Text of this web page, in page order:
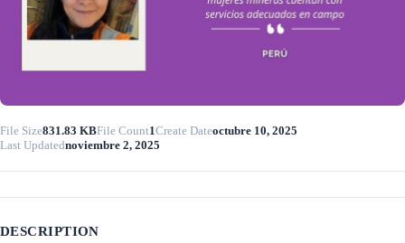
File Size831.83 KBFile Count1Create Dateoctubre 10, 2025
Last Updatednoviembre 2, 2025
DESCRIPTION